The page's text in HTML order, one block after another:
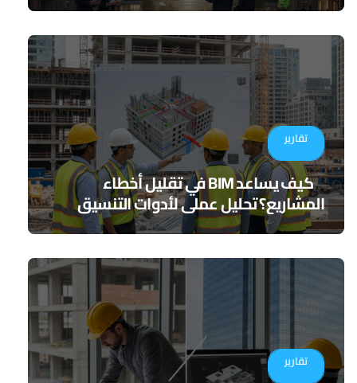
تقارير
كيف يساعد BIM في تقليل أخطاء
المشاريع؟ تحليل عملي لأدوات التنسيق
الرقمي
تقارير